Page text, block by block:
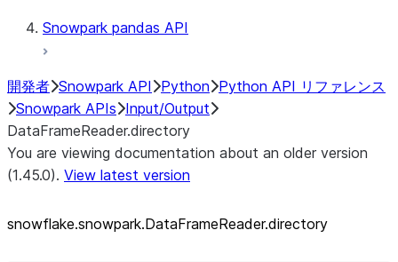
Snowpark pandas API
開発者 Snowpark API Python Python API リファレンス
Snowpark APIs Input/Output
DataFrameReader.directory
You are viewing documentation about an older version
(1.45.0). View latest version
snowflake.snowpark.DataFrameReader.directory